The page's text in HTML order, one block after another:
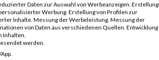
Daten zur Auswahl von Werbeanzeigen. Erstellung
Werbung. Erstellung von Profilen zur
Inhalte. Messung der Werbeleistung. Messung der
von Daten aus verschiedenen Quellen. Entwicklung
Inhalten.
werden.